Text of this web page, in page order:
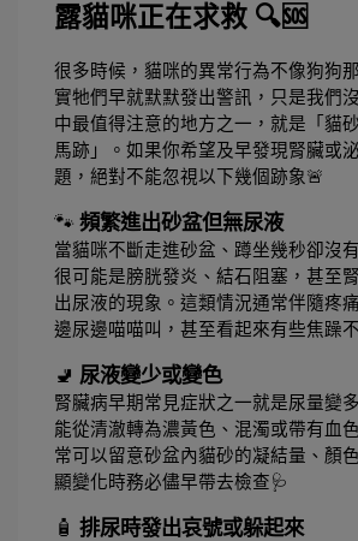
露貓咪正在求救 🔍🆘
很多時候，貓咪的異常行為不像狗狗
實牠們早就默默發出警訊，只是我們
中最值得注意的地方之一，就是「貓
馬跡」。如果你希望及早發現腎臟或
題，絕對不能忽視以下幾個跡象🚨
🐾 頻繁進出砂盆但無尿液
當貓咪不斷走進砂盆、蹲坐幾秒卻沒
很可能是膀胱發炎、結石阻塞，甚至
出尿液的現象。這類情況通常伴隨疼
邊尿邊喵喵叫，甚至看起來有些焦躁
🚽 尿液變少或變色
腎臟病早期常見症狀之一就是尿量變
能從清澈轉為濃黃色、混濁或帶有血
常可以留意砂盆內貓砂的凝結量、顏
顯變化時務必儘早帶去檢查🩺
🧴 排尿時發出哀號或躲起來